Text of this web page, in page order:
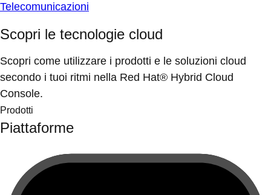
Telecomunicazioni
Scopri le tecnologie cloud
Scopri come utilizzare i prodotti e le soluzioni cloud
secondo i tuoi ritmi nella Red Hat® Hybrid Cloud
Console.
Prodotti
Piattaforme